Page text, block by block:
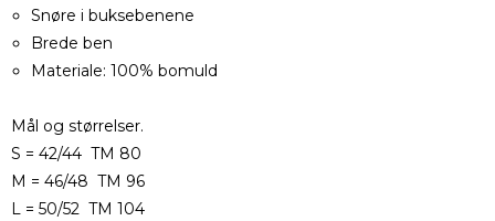
Snøre i buksebenene
Brede ben
Materiale: 100% bomuld
Mål og størrelser.
S = 42/44 TM 80
M = 46/48 TM 96
L = 50/52 TM 104